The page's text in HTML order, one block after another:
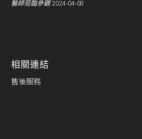
醫師蒞臨參觀2024-04-08
相關連結
售後服務